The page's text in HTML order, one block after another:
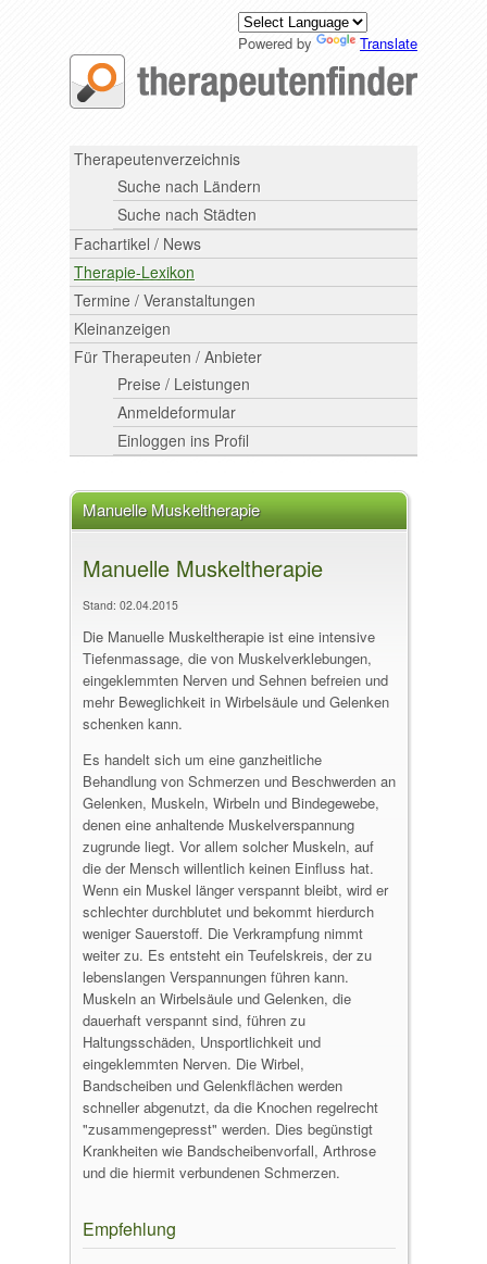
Powered by Translate
Therapeutenverzeichnis
Suche nach Ländern
Suche nach Städten
Fachartikel / News
Therapie-Lexikon
Termine / Veranstaltungen
Kleinanzeigen
Für Therapeuten / Anbieter
Preise / Leistungen
Anmeldeformular
Einloggen ins Profil
Manuelle Muskeltherapie
Manuelle Muskeltherapie
Stand: 02.04.2015
Die Manuelle Muskeltherapie ist eine intensive
Tiefenmassage, die von Muskelverklebungen,
eingeklemmten Nerven und Sehnen befreien und
mehr Beweglichkeit in Wirbelsäule und Gelenken
schenken kann.
Es handelt sich um eine ganzheitliche
Behandlung von Schmerzen und Beschwerden an
Gelenken, Muskeln, Wirbeln und Bindegewebe,
denen eine anhaltende Muskelverspannung
zugrunde liegt. Vor allem solcher Muskeln, auf
die der Mensch willentlich keinen Einfluss hat.
Wenn ein Muskel länger verspannt bleibt, wird er
schlechter durchblutet und bekommt hierdurch
weniger Sauerstoff. Die Verkrampfung nimmt
weiter zu. Es entsteht ein Teufelskreis, der zu
lebenslangen Verspannungen führen kann.
Muskeln an Wirbelsäule und Gelenken, die
dauerhaft verspannt sind, führen zu
Haltungsschäden, Unsportlichkeit und
eingeklemmten Nerven. Die Wirbel,
Bandscheiben und Gelenkflächen werden
schneller abgenutzt, da die Knochen regelrecht
"zusammengepresst" werden. Dies begünstigt
Krankheiten wie Bandscheibenvorfall, Arthrose
und die hiermit verbundenen Schmerzen.
Empfehlung